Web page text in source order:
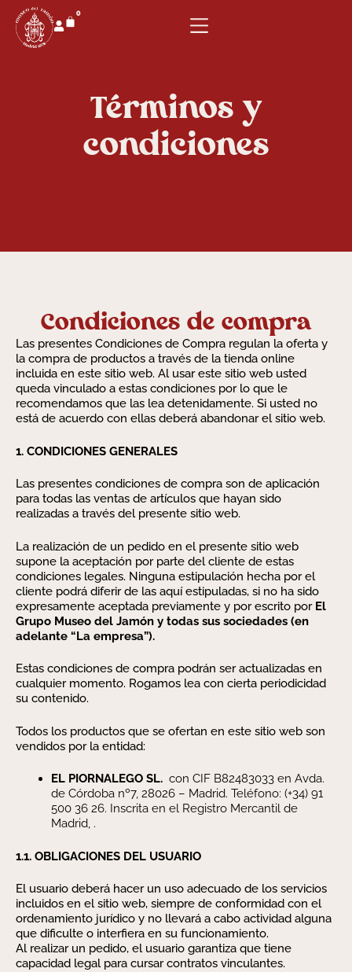
0
Términos y
condiciones
Condiciones de compra
Las presentes Condiciones de Compra regulan la oferta y
la compra de productos a través de la tienda online
incluida en este sitio web. Al usar este sitio web usted
queda vinculado a estas condiciones por lo que le
recomendamos que las lea detenidamente. Si usted no
está de acuerdo con ellas deberá abandonar el sitio web.
1. CONDICIONES GENERALES
Las presentes condiciones de compra son de aplicación
para todas las ventas de artículos que hayan sido
realizadas a través del presente sitio web.
La realización de un pedido en el presente sitio web
supone la aceptación por parte del cliente de estas
condiciones legales. Ninguna estipulación hecha por el
cliente podrá diferir de las aquí estipuladas, si no ha sido
expresamente aceptada previamente y por escrito por El
Grupo Museo del Jamón y todas sus sociedades (en
adelante “La empresa”).
Estas condiciones de compra podrán ser actualizadas en
cualquier momento. Rogamos lea con cierta periodicidad
su contenido.
Todos los productos que se ofertan en este sitio web son
vendidos por la entidad:
EL PIORNALEGO SL. con CIF B82483033 en Avda.
de Córdoba nº7, 28026 – Madrid. Teléfono: (+34) 91
500 36 26. Inscrita en el Registro Mercantil de
Madrid, .
1.1. OBLIGACIONES DEL USUARIO
El usuario deberá hacer un uso adecuado de los servicios
incluidos en el sitio web, siempre de conformidad con el
ordenamiento jurídico y no llevará a cabo actividad alguna
que dificulte o interfiera en su funcionamiento.
Al realizar un pedido, el usuario garantiza que tiene
capacidad legal para cursar contratos vinculantes.